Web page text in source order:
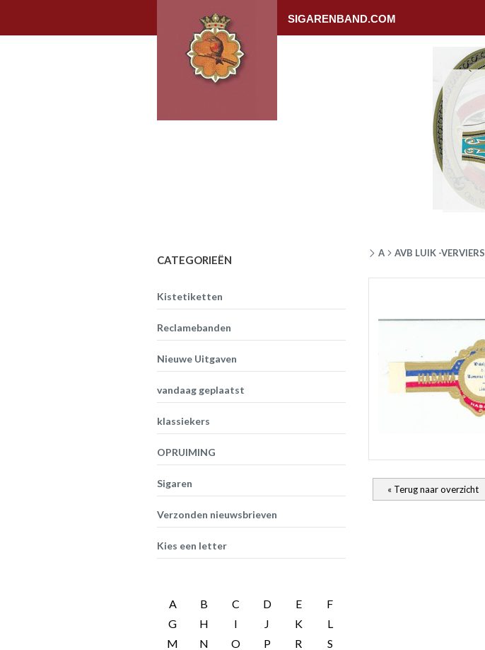
SIGARENBAND.COM
CATEGORIEËN
Kistetiketten
Reclamebanden
Nieuwe Uitgaven
vandaag geplaatst
klassiekers
OPRUIMING
Sigaren
Verzonden nieuwsbrieven
Kies een letter
A B C D E
F
G
H I J K
L
M
N O P R
S
A AVB LUIK -VERVIERS
« Terug naar overzicht